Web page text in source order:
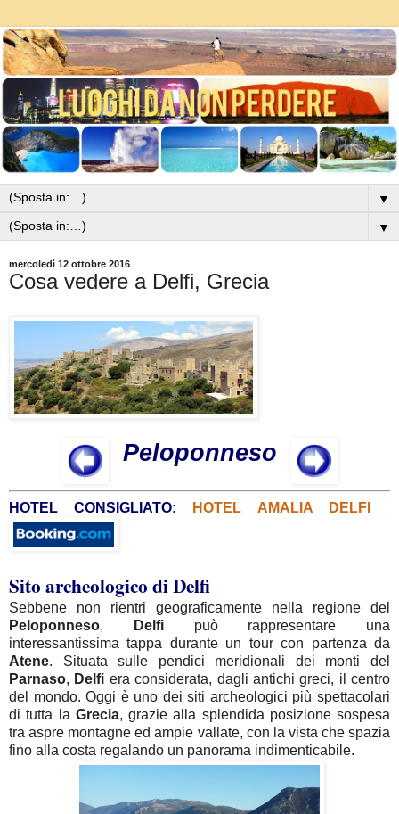
▼
▼
mercoledì 12 ottobre 2016
Cosa vedere a Delfi, Grecia
Peloponneso
HOTEL CONSIGLIATO: HOTEL AMALIA DELFI
Sito archeologico di Delfi
Sebbene non rientri geograficamente nella regione del
Peloponneso, Delfipuò rappresentare una
interessantissima tappa durante un tour con partenza da
Atene. Situata sulle pendici meridionali dei monti del
Parnaso, Delfi era considerata, dagli antichi greci, il centro
del mondo. Oggi è uno dei siti archeologici più spettacolari
di tutta la Grecia, grazie alla splendida posizione sospesa
tra aspre montagne ed ampie vallate, con la vista che spazia
fino alla costa regalando un panorama indimenticabile.